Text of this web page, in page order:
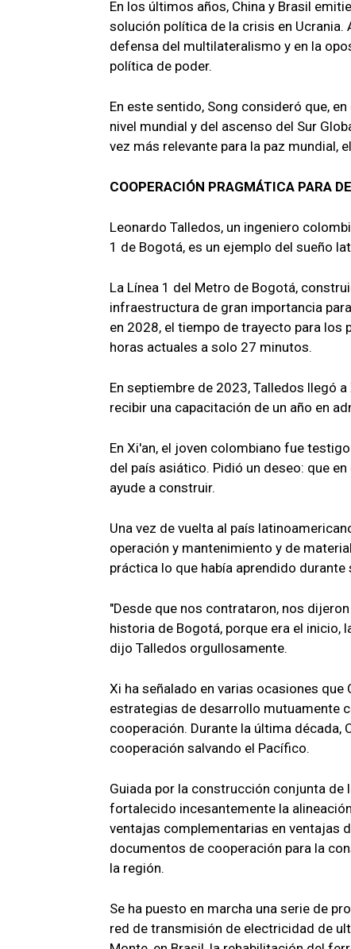
En los últimos años, China y Brasil
solución política de la crisis en Ucrania.
defensa del multilateralismo y en la
política de poder.
En este sentido, Song consideró que,
nivel mundial y del ascenso del Sur
vez más relevante para la paz mundial,
COOPERACIÓN PRAGMÁTICA PARA
Leonardo Talledos, un ingeniero
1 de Bogotá, es un ejemplo del sueño
La Línea 1 del Metro de Bogotá,
infraestructura de gran importancia
en 2028, el tiempo de trayecto para
horas actuales a solo 27 minutos.
En septiembre de 2023, Talledos llegó
recibir una capacitación de un año en
En Xi'an, el joven colombiano fue
del país asiático. Pidió un deseo: que
ayude a construir.
Una vez de vuelta al país
operación y mantenimiento y de
práctica lo que había aprendido
"Desde que nos contrataron, nos
historia de Bogotá, porque era el inicio,
dijo Talledos orgullosamente.
Xi ha señalado en varias ocasiones
estrategias de desarrollo mutuamente
cooperación. Durante la última década,
cooperación salvando el Pacífico.
Guiada por la construcción conjunta de
fortalecido incesantemente la
ventajas complementarias en ventajas
documentos de cooperación para la
la región.
Se ha puesto en marcha una serie de
red de transmisión de electricidad de